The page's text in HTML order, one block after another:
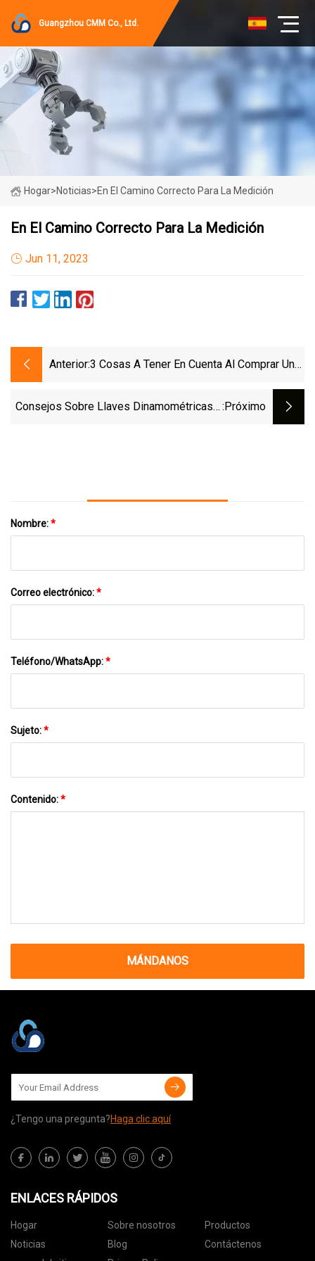
Guangzhou CMM Co., Ltd.
Hogar>Noticias>En El Camino Correcto Para La Medición
En El Camino Correcto Para La Medición
Jun 11, 2023
Anterior:3 Cosas A Tener En Cuenta Al Comprar Una
Consejos Sobre Llaves Dinamométricas Y :próximo
Nombre:*
Correo electrónico:*
Teléfono/WhatsApp:*
Sujeto:*
Contenido:*
MÁNDANOS
¿Tengo una pregunta?Haga clic aquí
ENLACES RÁPIDOS
Hogar Sobre nosotros
Productos
Noticias
Blog
Contáctenos